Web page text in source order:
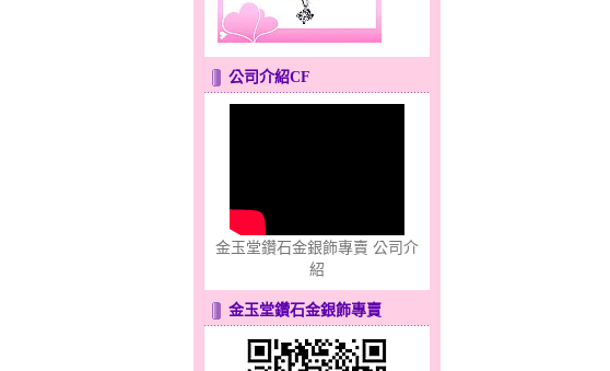
心之舞～金銀鋼套鍊
幸福洋溢～金銀鋼套鍊
公司介紹CF
金玉堂鑽石金銀飾專賣 公司介
紹
金玉堂鑽石金銀飾專賣